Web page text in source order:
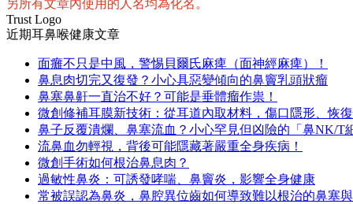
另所有文章內使用的人名均為化名。
Trust Logo
近期耳鼻喉健康文章
面癱不只是中風，警惕貝爾氏麻痺（面神經麻痺）！
鼻息肉切完又復發？小心具惡變傾向的鼻竇乳頭狀瘤
鼻塞鼻鼾一直治不好？可能是垂體瘤作祟！
微創修補耳膜新技術：從耳道內取材料，傷口隱形、恢
鼻子反覆潰爛、鼻塞流血？小心罕見但凶險的「鼻NK/T
流鼻血勿輕視，背後可能隱藏著嚴重全身疾病！
微創手術如何根治鼻息肉？
過敏性鼻炎：可誘發哮喘、鼻竇炎，影響全身健康
常被誤認為鼻炎，鼻腔異位齒如何導致難以根治的鼻塞